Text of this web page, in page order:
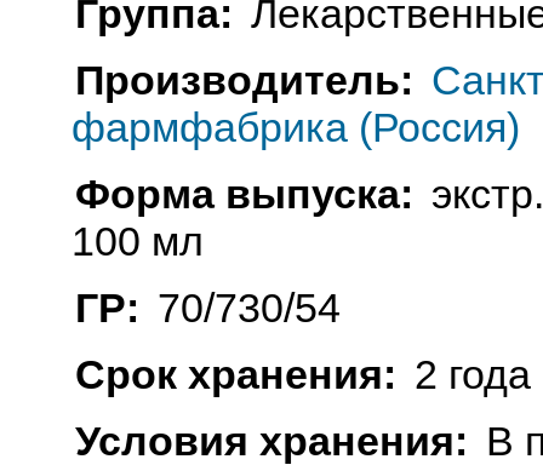
Группа:
Производитель:
фармфабрика (Россия)
Форма выпуска:
100 мл
ГР: 70/730/54
Срок хранения: 2 года
Условия хранения: В